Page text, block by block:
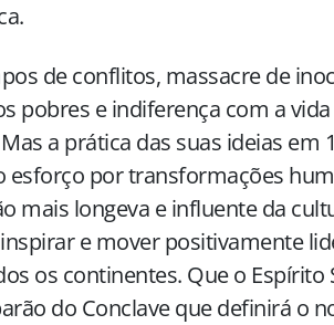
de conflitos, massacre de
pobres e indiferença com a
a prática das suas ideias em
esforço por transformações
mais longeva e influente da
e mover positivamente
os continentes. Que o Espírito
do Conclave que definirá o